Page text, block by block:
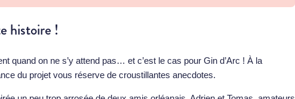
histoire !
quand on ne s’y attend pas… et c’est le cas pour Gin d’Arc ! À la
du projet vous réserve de croustillantes anecdotes.